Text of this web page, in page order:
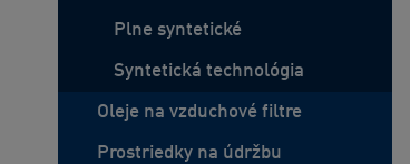
Plne syntetické
Syntetická technológia
Oleje na vzduchové filtre
Prostriedky na údržbu